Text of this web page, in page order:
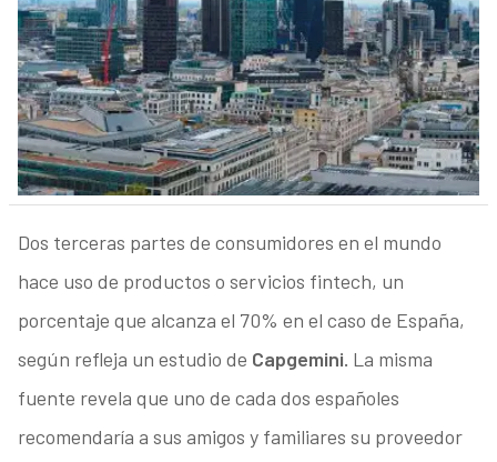
Dos terceras partes de consumidores en el mundo
hace uso de productos o servicios fintech, un
porcentaje que alcanza el 70% en el caso de España,
según refleja un estudio de Capgemini. La misma
fuente revela que uno de cada dos españoles
recomendaría a sus amigos y familiares su proveedor